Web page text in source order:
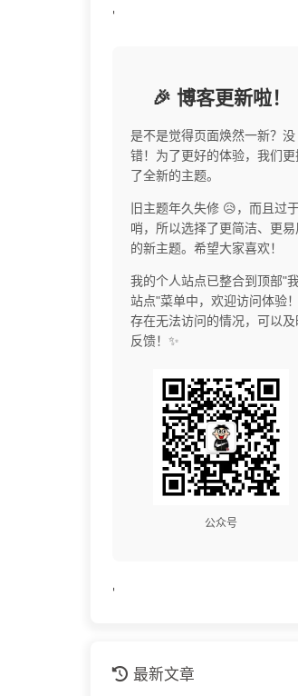
'
🎉 博客更新啦！
是不是觉得页面焕然一新？没
错！为了更好的体验，我们更
了全新的主题。
旧主题年久失修 😥，而且过
哨，所以选择了更简洁、更易
的新主题。希望大家喜欢！
我的个人站点已整合到顶部"
站点"菜单中，欢迎访问体验
存在无法访问的情况，可以及
反馈！✨
公众号
'
最新文章